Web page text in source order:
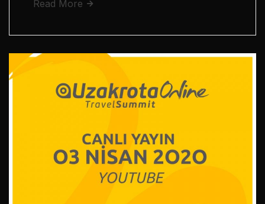
Read More